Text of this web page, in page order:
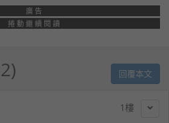
廣告
捲動繼續閱讀
2 回覆本文
1